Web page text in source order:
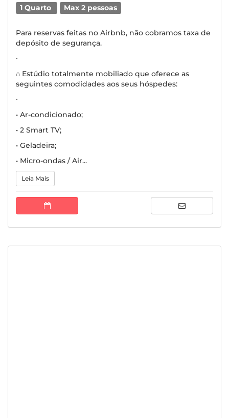
1 Quarto Max 2 pessoas
Para reservas feitas no Airbnb, não cobramos taxa de
depósito de segurança.
∙
⌂ Estúdio totalmente mobiliado que oferece as
seguintes comodidades aos seus hóspedes:
∙
• Ar-condicionado;
• 2 Smart TV;
• Geladeira;
• Micro-ondas / Air...
Leia Mais